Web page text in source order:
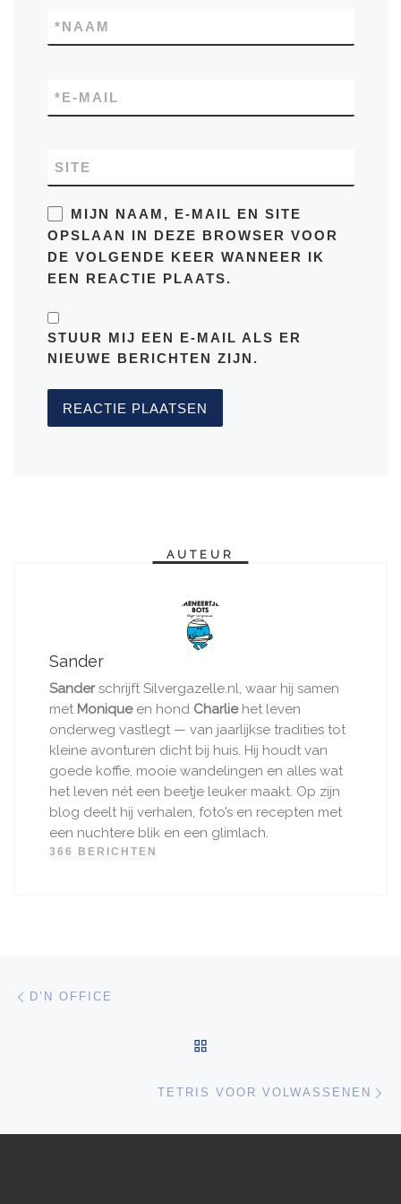
NAAM
*
E-MAIL
*
SITE
MIJN NAAM, E-MAIL EN SITE
OPSLAAN IN DEZE BROWSER VOOR
DE VOLGENDE KEER WANNEER IK
EEN REACTIE PLAATS.
STUUR MIJ EEN E-MAIL ALS ER
NIEUWE BERICHTEN ZIJN.
AUTEUR
Sander
Sanderschrijft Silvergazelle.nl, waar hij samen
met Moniqueen hond Charliehet leven
onderweg vastlegt — van jaarlijkse tradities tot
kleine avonturen dicht bij huis. Hij houdt van
goede koffie, mooie wandelingen en alles wat
het leven nét een beetje leuker maakt. Op zijn
blog deelt hij verhalen, foto’s en recepten met
een nuchtere blik en een glimlach.
366 BERICHTEN
Bericht navigatie
D’N OFFICE
TETRIS VOOR VOLWASSENEN